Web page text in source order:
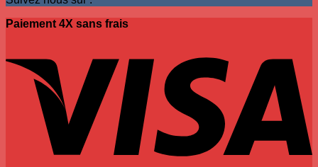
Paiement 4X sans frais